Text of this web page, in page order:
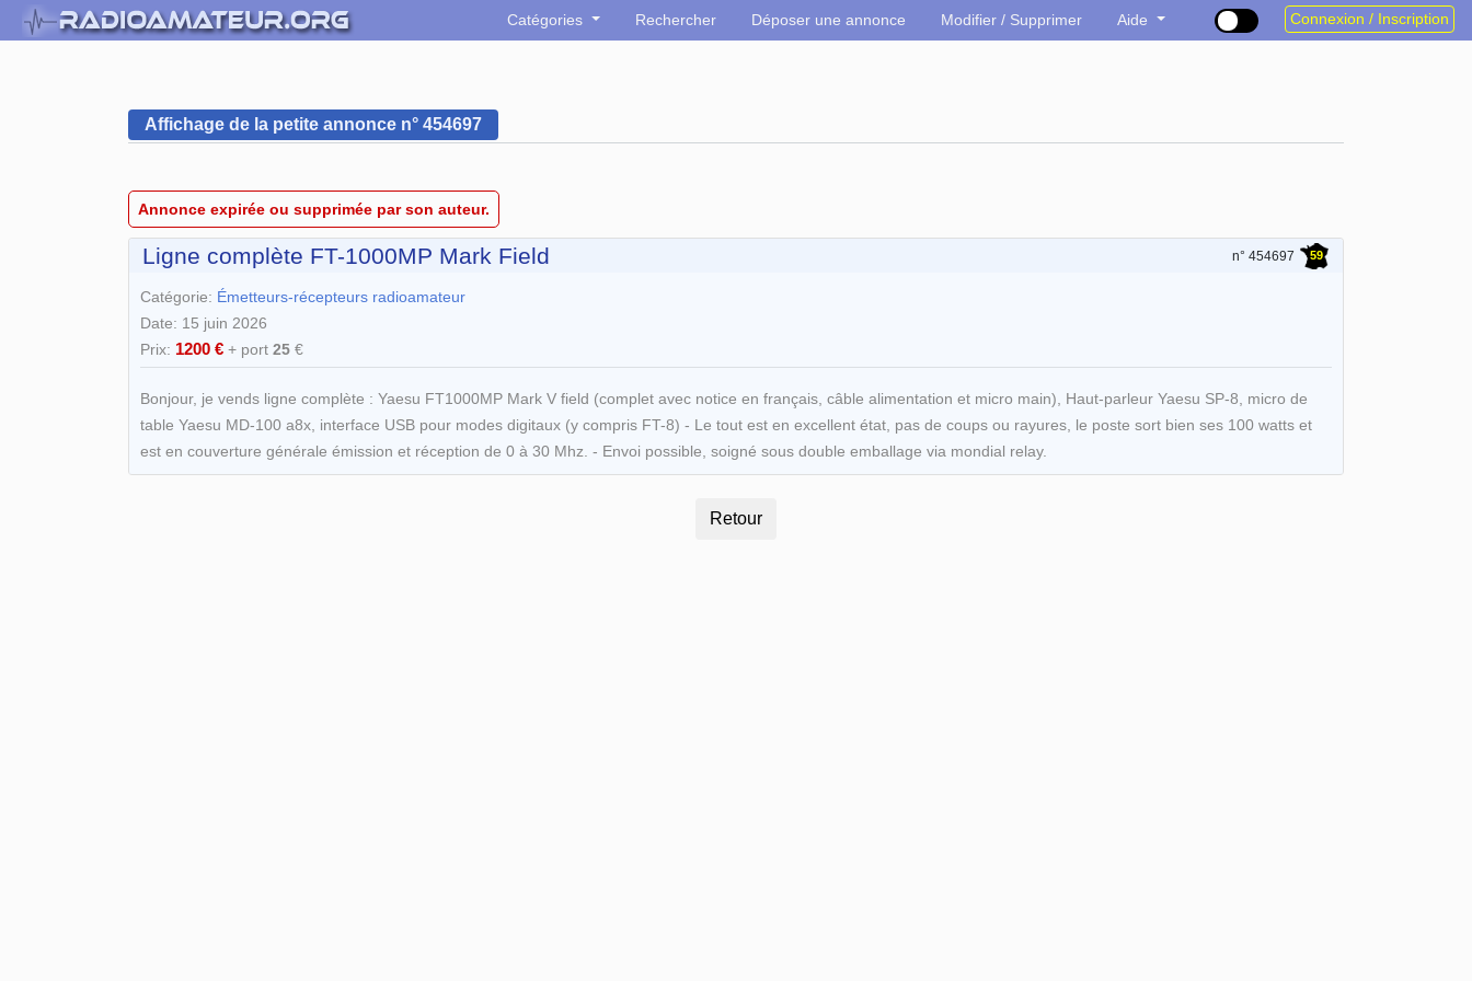
Catégories Rechercher Déposer une annonce Modifier / Supprimer Aide Connexion / Inscription
Affichage de la petite annonce n° 454697
Annonce expirée ou supprimée par son auteur.
Ligne complète FT-1000MP Mark Field n° 454697 59
Catégorie: Émetteurs-récepteurs radioamateur
Date: 15 juin 2026
Prix: 1200 € + port 25€
Bonjour, je vends ligne complète : Yaesu FT1000MP Mark V field (complet avec notice en français, câble alimentation et micro main), Haut-parleur Yaesu SP-8, micro de
table Yaesu MD-100 a8x, interface USB pour modes digitaux (y compris FT-8) - Le tout est en excellent état, pas de coups ou rayures, le poste sort bien ses 100 watts et
est en couverture générale émission et réception de 0 à 30 Mhz. - Envoi possible, soigné sous double emballage via mondial relay.